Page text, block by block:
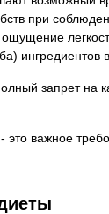
при
ингредиентов
запрет на
- это важное